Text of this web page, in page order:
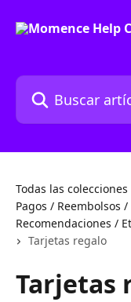
Buscar artículos...
Todas las colecciones
Pagos / Reembolsos
Recomendaciones /
Tarjetas regalo
Tarjetas